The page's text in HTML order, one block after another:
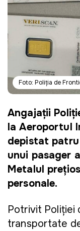
Foto: Poliția de
Angajații
la Aeroportul
depistat
unui pasager
Metalul
personale.
Potrivit Poliției
transportate